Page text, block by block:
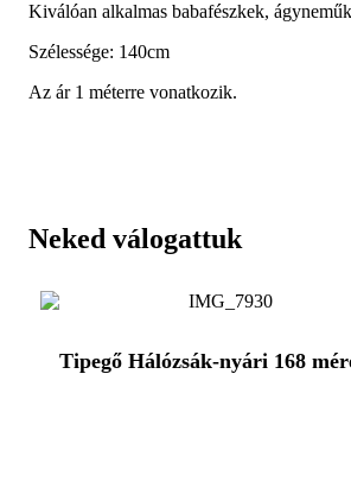
Kiválóan alkalmas babafészkek,
Szélessége: 140cm
Az ár 1 méterre vonatkozik.
Neked válogattuk
Tipegő Hálózsák-nyári 168